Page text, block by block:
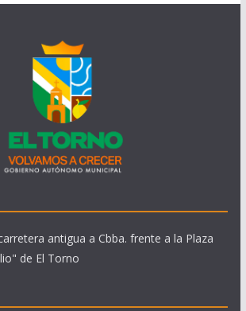
antigua a Cbba. frente a la Plaza
de El Torno